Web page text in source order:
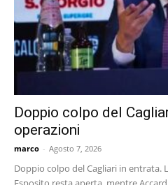
Doppio colpo del
operazioni
marco - Agosto 7, 2026
Doppio colpo del Cagliari in entrata.